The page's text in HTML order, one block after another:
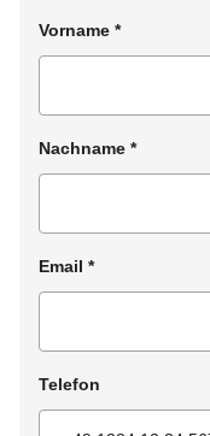
Vorname *
Nachname *
Email *
Telefon